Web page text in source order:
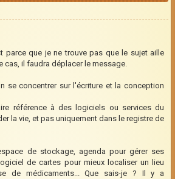
parce que je ne trouve pas que le sujet aille
cas, il faudra déplacer le message.
se concentrer sur l'écriture et la conception
référence à des logiciels ou services du
la vie, et pas uniquement dans le registre de
de stockage, agenda pour gérer ses
de cartes pour mieux localiser un lieu
de médicaments... Que sais-je ? Il y a